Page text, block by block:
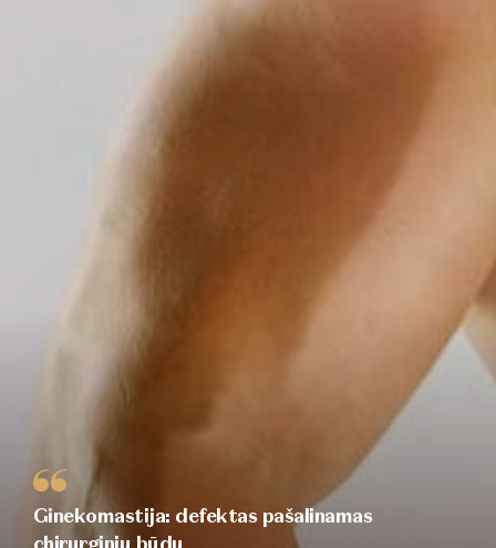
Ginekomastija: defektas pašalinamas